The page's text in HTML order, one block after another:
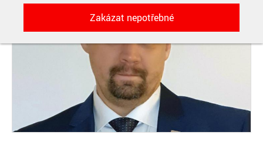
POTŘEBNÉ
Technické cookies využívané aplikacemi
ČVUT pro uchování jejich nastavení,
vlastností a identifikátorů relace. Jsou
nezbytné pro správné fungování a jsou
ANALYTICKÉ
Slouží pro získávání anonymizovaných
Zakázat nepotřebné